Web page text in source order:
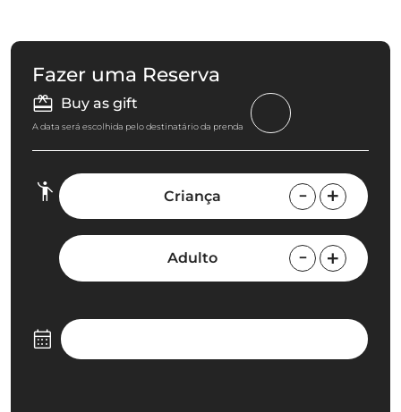
Fazer uma Reserva
Buy as gift
A data será escolhida pelo destinatário da prenda
Criança
Adulto